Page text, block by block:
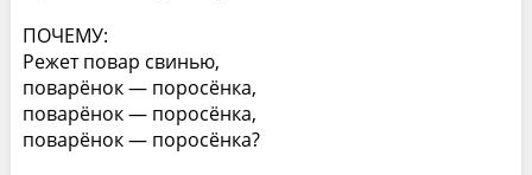
ПОЧЕМУ:
Режет повар свинью,
поварёнок — поросёнка,
поварёнок — поросёнка,
поварёнок — поросёнка?